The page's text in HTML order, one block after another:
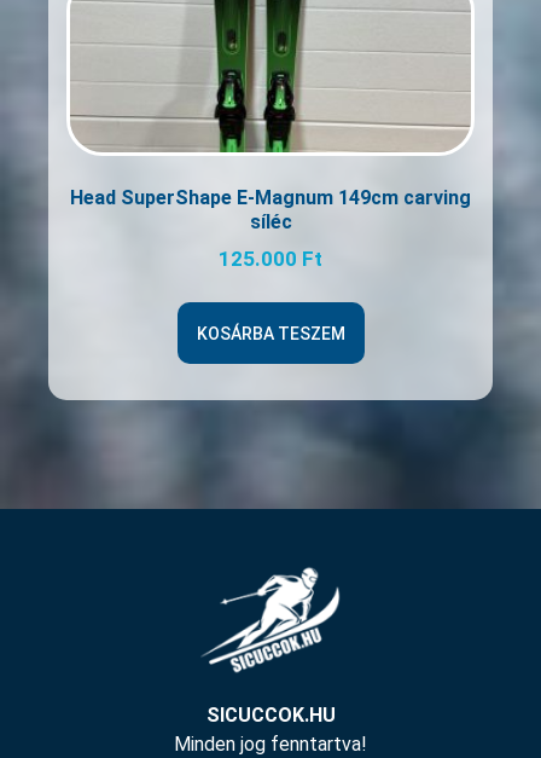
Head SuperShape E-Magnum 149cm carving
síléc
125.000 Ft
KOSÁRBA TESZEM
SICUCCOK.HU
Minden jog fenntartva!